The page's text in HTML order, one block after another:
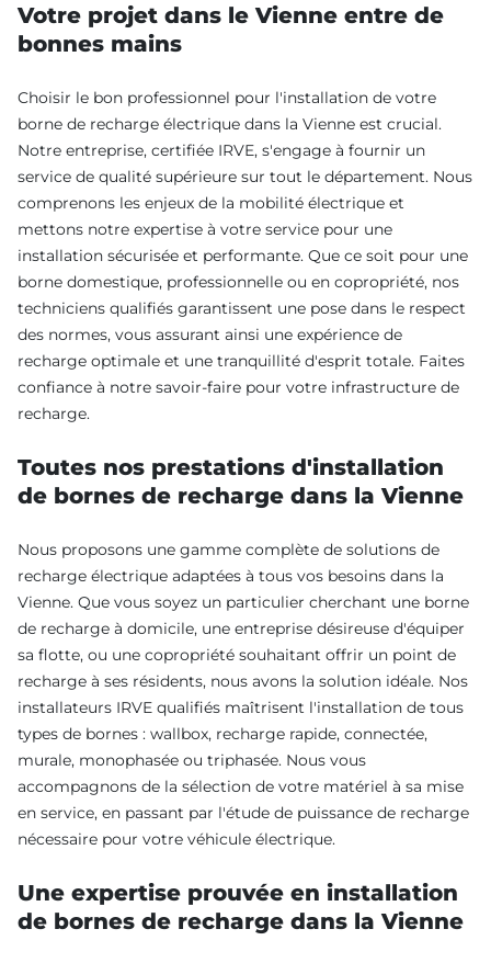
Votre projet dans le Vienne entre de
bonnes mains
Choisir le bon professionnel pour l'installation de votre
borne de recharge électrique dans la Vienne est crucial.
Notre entreprise, certifiée IRVE, s'engage à fournir un
service de qualité supérieure sur tout le département. Nous
comprenons les enjeux de la mobilité électrique et
mettons notre expertise à votre service pour une
installation sécurisée et performante. Que ce soit pour une
borne domestique, professionnelle ou en copropriété, nos
techniciens qualifiés garantissent une pose dans le respect
des normes, vous assurant ainsi une expérience de
recharge optimale et une tranquillité d'esprit totale. Faites
confiance à notre savoir-faire pour votre infrastructure de
recharge.
Toutes nos prestations d'installation
de bornes de recharge dans la Vienne
Nous proposons une gamme complète de solutions de
recharge électrique adaptées à tous vos besoins dans la
Vienne. Que vous soyez un particulier cherchant une borne
de recharge à domicile, une entreprise désireuse d'équiper
sa flotte, ou une copropriété souhaitant offrir un point de
recharge à ses résidents, nous avons la solution idéale. Nos
installateurs IRVE qualifiés maîtrisent l'installation de tous
types de bornes : wallbox, recharge rapide, connectée,
murale, monophasée ou triphasée. Nous vous
accompagnons de la sélection de votre matériel à sa mise
en service, en passant par l'étude de puissance de recharge
nécessaire pour votre véhicule électrique.
Une expertise prouvée en installation
de bornes de recharge dans la Vienne